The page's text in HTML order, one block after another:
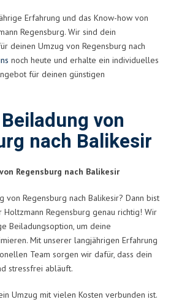
Erfahrung und das Know-how von
Regensburg. Wir sind dein
deinen Umzug von Regensburg nach
noch heute und erhalte ein individuelles
für deinen günstigen
von
nach Balikesir
von Regensburg nach Balikesir
von Regensburg nach Balikesir? Dann bist
Regensburg genau richtig! Wir
Beiladungsoption, um deine
Mit unserer langjährigen Erfahrung
Team sorgen wir dafür, dass dein
stressfrei abläuft.
Umzug mit vielen Kosten verbunden ist.